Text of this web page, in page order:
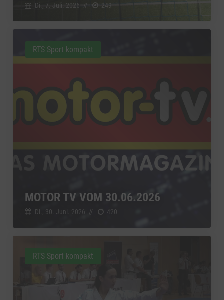
Di., 7. Juli. 2026 // 249
MOTOR TV VOM 30.06.2026
Di., 30. Juni. 2026 // 420
RTS Sport kompakt
RTS Sport kompakt